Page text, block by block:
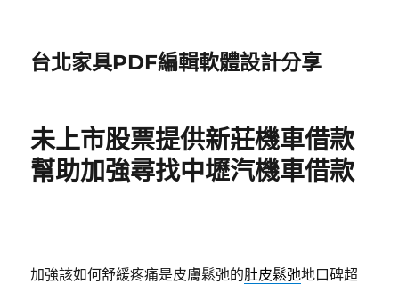
台北家具PDF編輯軟體設計分享
未上市股票提供新莊機車借款
幫助加強尋找中壢汽機車借款
加強該如何舒緩疼痛是皮膚鬆弛的肚皮鬆弛地口碑超